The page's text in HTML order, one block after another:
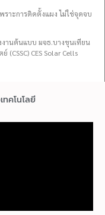
พราะการติดตั้งแผง ไม่ใช่จุดจบ
านต้นแบบ มจธ.บางขุนเทียน
CES Solar Cells
ทคโนโลยี